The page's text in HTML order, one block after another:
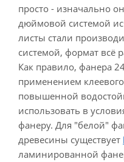
просто - изначально
дюймовой системой
листы стали
системой, формат всё
Как правило, фанера
применением
повышенной
использовать в
фанеру. Для "белой"
древесины существует
ламинированной